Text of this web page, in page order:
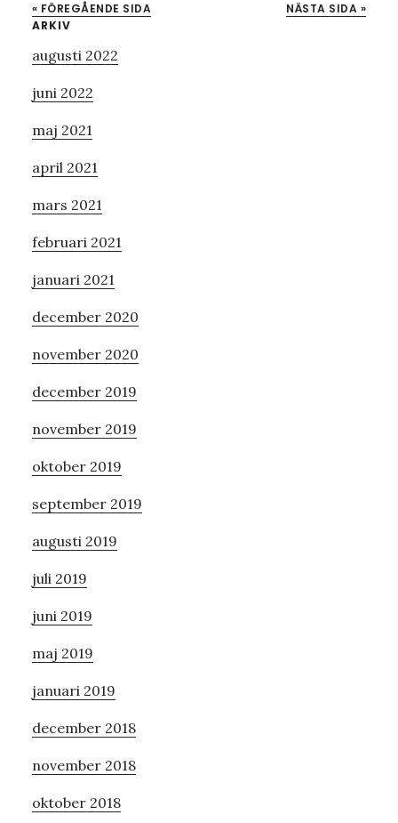
« FÖREGÅENDE SIDA NÄSTA SIDA »
Primärt
sidofält
ARKIV
augusti 2022
juni 2022
maj 2021
april 2021
mars 2021
februari 2021
januari 2021
december 2020
november 2020
december 2019
november 2019
oktober 2019
september 2019
augusti 2019
juli 2019
juni 2019
maj 2019
januari 2019
december 2018
november 2018
oktober 2018